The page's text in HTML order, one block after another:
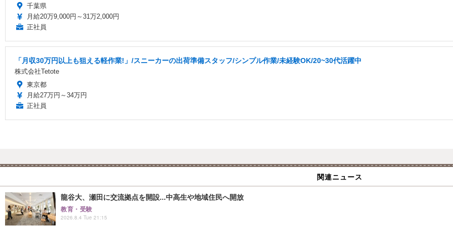
千葉県
月給20万9,000円～31万2,000円
正社員
「月収30万円以上も狙える軽作業!」/スニーカーの出荷準備スタッフ/シンプル作業/未経験OK/20~30代活躍中
株式会社Tetote
東京都
月給27万円～34万円
正社員
関連ニュース
龍谷大、瀬田に交流拠点を開設...中高生や地域住民へ開放
教育・受験
2026.8.4 Tue 21:15